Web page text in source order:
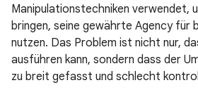
Manipulationstechniken verwendet,
bringen, seine gewährte Agency für
nutzen. Das Problem ist nicht nur,
ausführen kann, sondern dass der
zu breit gefasst und schlecht